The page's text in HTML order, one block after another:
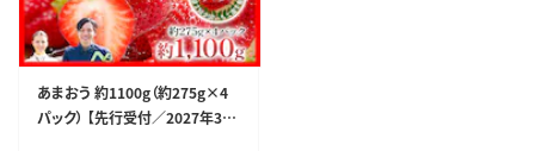
あまおう 約1100g（約275g×4
パック） 【先行受付／2027年3月